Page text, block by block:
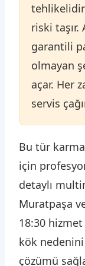
riski taşır.
garantili
olmayan
açar. Her
servis
Bu tür
için
detaylı
Muratpaşa
18:30
kök nedenini
çözümü